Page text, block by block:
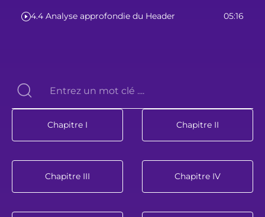
4.4 Analyse approfondie du Header 05:16
Chapitre I Chapitre II
Chapitre III Chapitre IV